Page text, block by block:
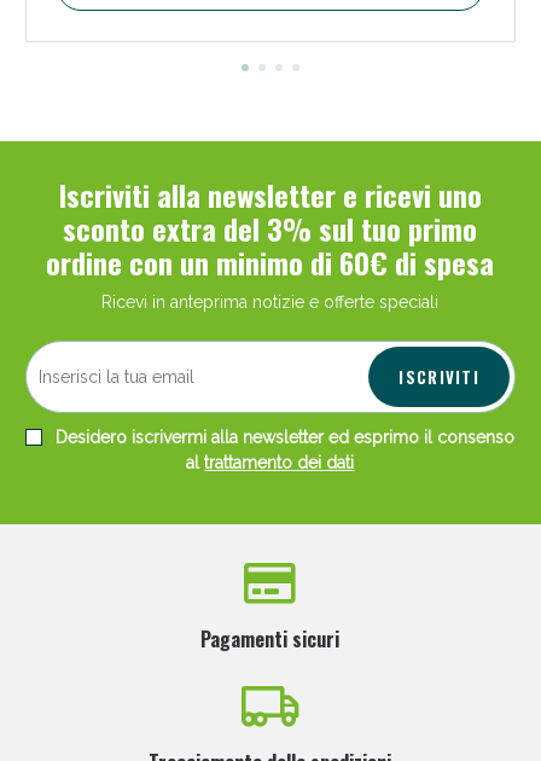
Iscriviti alla newsletter e ricevi uno
sconto extra del 3% sul tuo primo
ordine con un minimo di 60€ di spesa
Ricevi in anteprima notizie e offerte speciali
ISCRIVITI
Desidero iscrivermi alla newsletter ed esprimo il consenso
altrattamento dei dati
Pagamenti sicuri